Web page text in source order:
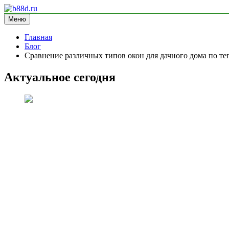
Перейти
к
содержимому
b88d.ru
информационный сайт
Меню
Главная
Блог
Сравнение различных типов окон для дачного дома по
Актуальное сегодня